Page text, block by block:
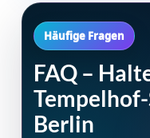
Häufige Fragen
FAQ –
Berlin